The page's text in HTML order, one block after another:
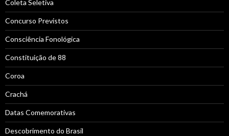
Coleta Seletiva
Concurso Previstos
Consciência Fonológica
Constituição de 88
Coroa
Crachá
Datas Comemorativas
Descobrimento do Brasil